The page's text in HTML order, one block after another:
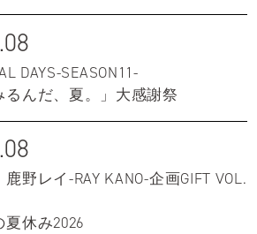
DAYS-SEASON11-
るんだ、夏。」大感謝祭
鹿野レイ-RAY KANO-企画GIFT VOL.
休み2026